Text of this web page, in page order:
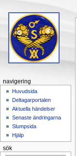
navigering
Huvudsida
Deltagarportalen
Aktuella händelser
Senaste ändringarna
Slumpsida
Hjälp
sök